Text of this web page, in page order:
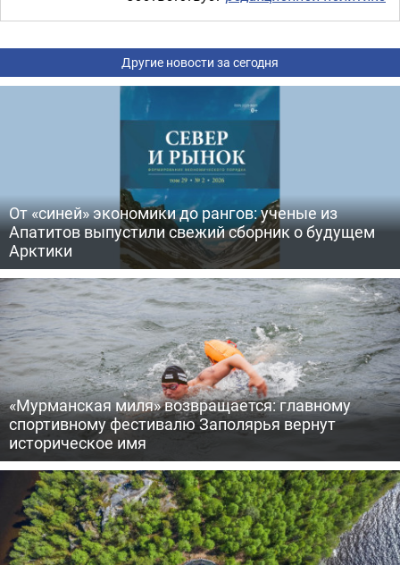
Другие новости за сегодня
От «синей» экономики до рангов: ученые из
Апатитов выпустили свежий сборник о будущем
Арктики
«Мурманская миля» возвращается: главному
спортивному фестивалю Заполярья вернут
историческое имя